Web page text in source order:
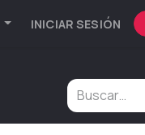
INICIAR SESIÓN